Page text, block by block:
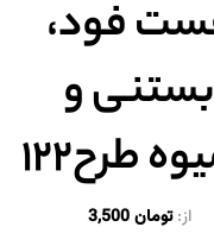
فود،
بستنی و
طرح۱۲۲
از:تومان3,500